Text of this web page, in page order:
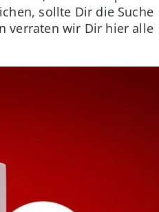
sollte Dir die Suche
verraten wir Dir hier alle